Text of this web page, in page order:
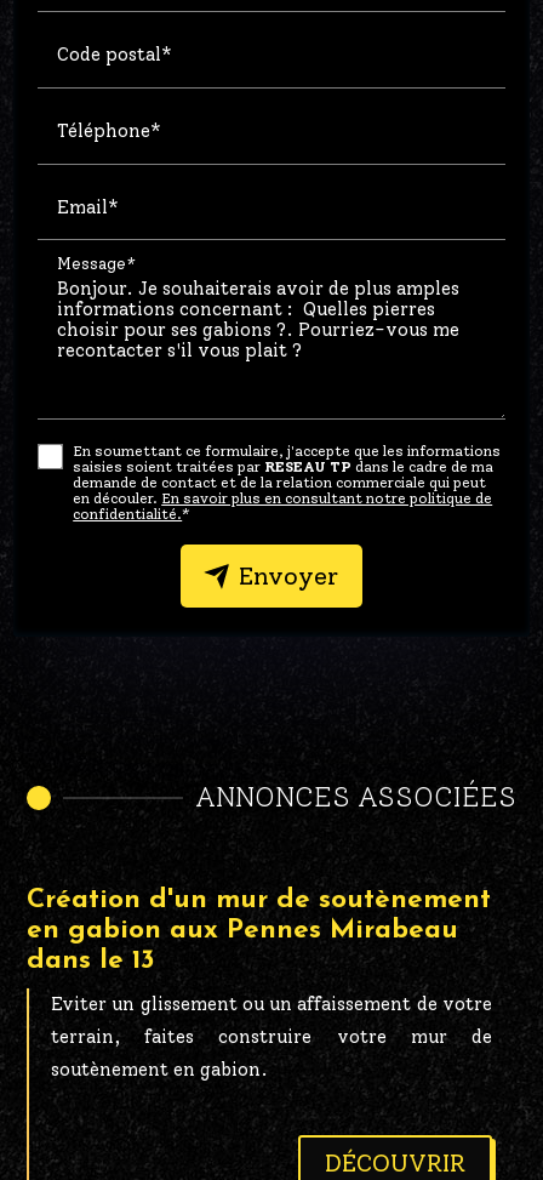
Code postal*
Téléphone*
Email*
Message*
En soumettant ce formulaire, j'accepte que les informations
saisies soient traitées par RESEAU TP dans le cadre de ma
demande de contact et de la relation commerciale qui peut
en découler. En savoir plus en consultant notre politique de
confidentialité.*
Envoyer
ANNONCES ASSOCIÉES
Création d'un mur de soutènement
en gabion aux Pennes Mirabeau
dans le 13
Eviter un glissement ou un affaissement de votre
terrain, faites construire votre mur de
soutènement en gabion.
DÉCOUVRIR